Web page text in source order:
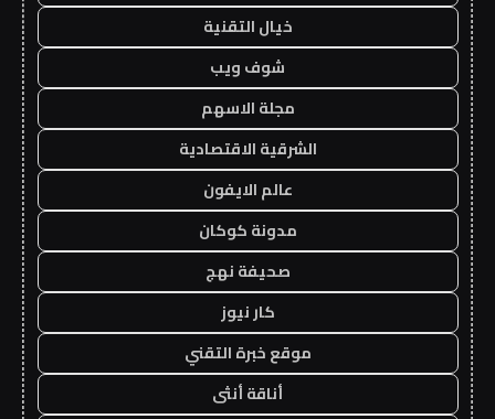
خيال التقنية
شوف ويب
مجلة الاسهم
الشرقية الاقتصادية
عالم الايفون
مدونة كوكان
صحيفة نهج
كار نيوز
موقع خبرة التقني
أناقة أنثى